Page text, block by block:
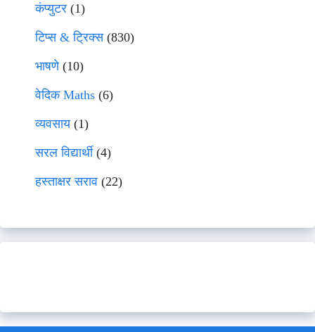
कंप्युटर (1)
टिप्स & ट्रिक्स(830)
भाषणे(10)
वेदिक Maths (6)
व्यवसाय(1)
सरल विद्यार्थी(4)
हस्ताक्षर सराव (22)